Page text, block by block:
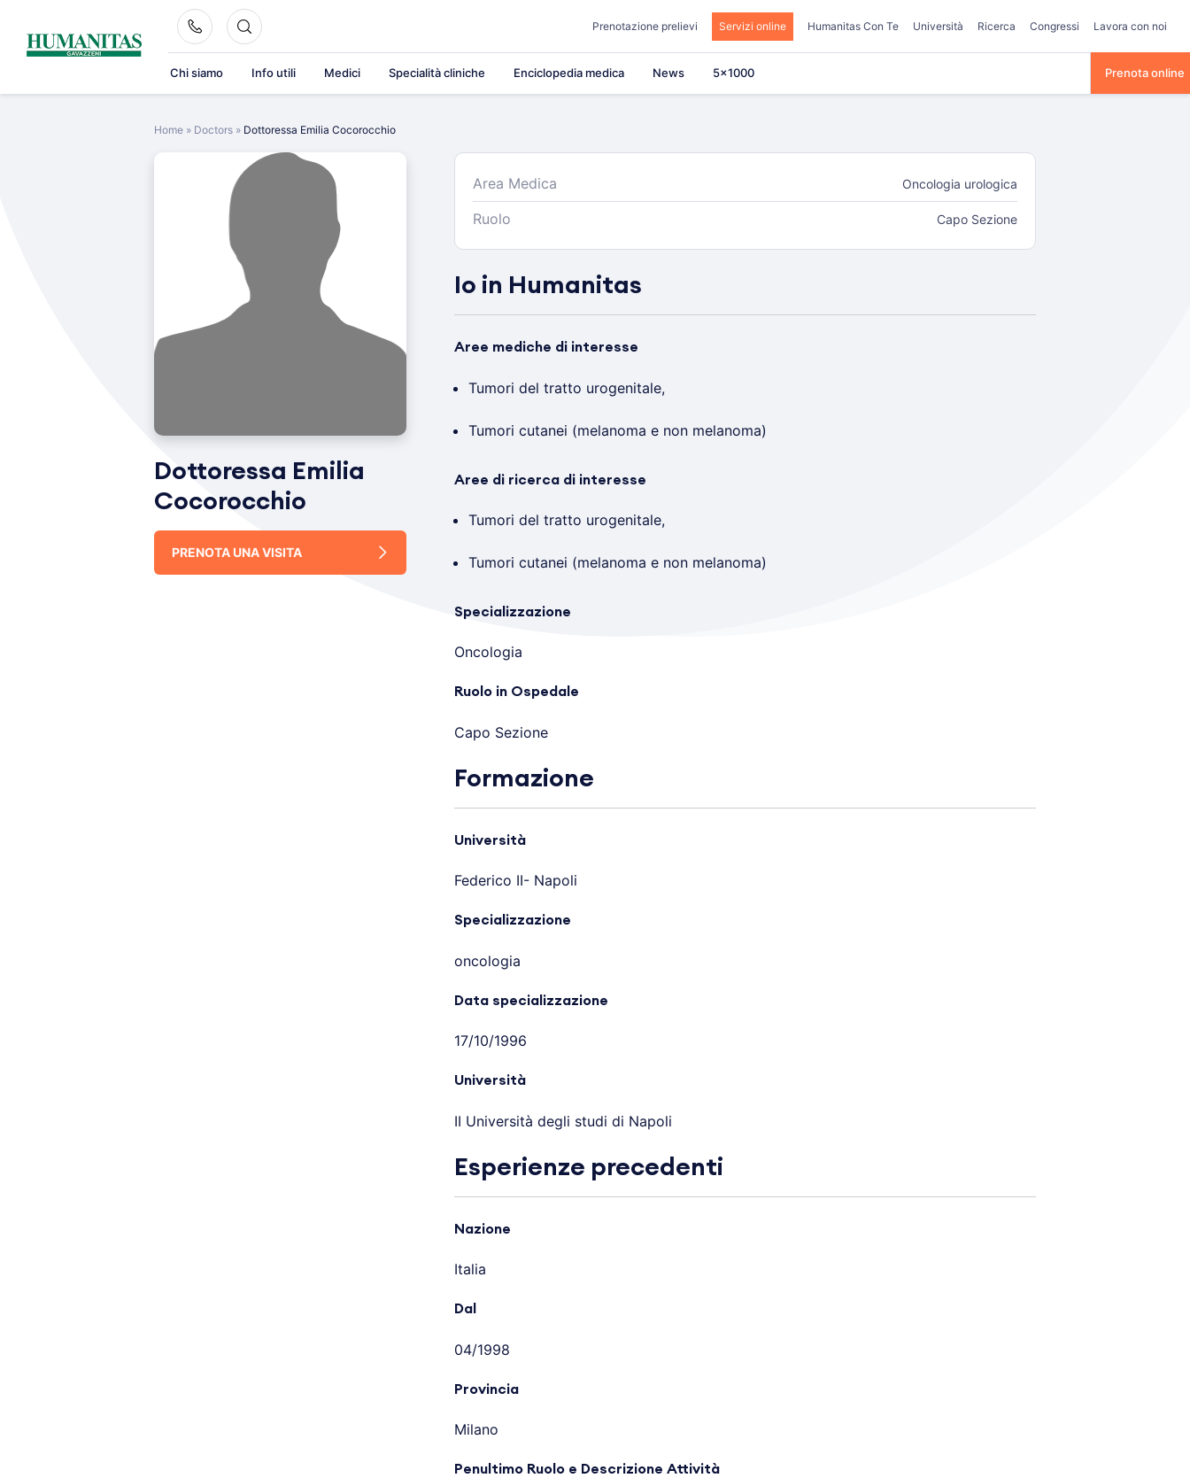
content
Prenotazione prelievi Servizi online Humanitas Con Te Università Ricerca Congressi Lavora con noi
Chi siamo Info utili Medici Specialità cliniche Enciclopedia medica News 5×1000 Prenota online
Home » Doctors » Dottoressa Emilia Cocorocchio
Dottoressa Emilia
Cocorocchio
PRENOTA UNA VISITA
Area Medica Oncologia urologica
Ruolo Capo Sezione
Io in Humanitas
Aree mediche di interesse
Tumori del tratto urogenitale,
Tumori cutanei (melanoma e non melanoma)
Aree di ricerca di interesse
Tumori del tratto urogenitale,
Tumori cutanei (melanoma e non melanoma)
Specializzazione
Oncologia
Ruolo in Ospedale
Capo Sezione
Formazione
Università
Federico II- Napoli
Specializzazione
oncologia
Data specializzazione
17/10/1996
Università
II Università degli studi di Napoli
Esperienze precedenti
Nazione
Italia
Dal
04/1998
Provincia
Milano
Penultimo Ruolo e Descrizione Attività